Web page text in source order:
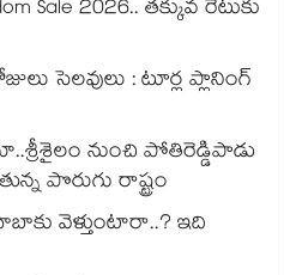
Sale 2026.. తక్కువ రేటుకు
సెలవులు : టూర్ల ప్లానింగ్
నుంచి పోతిరెడ్డిపాడు
పొరుగు రాష్ట్రం
వెళ్తుంటారా..? ఇది